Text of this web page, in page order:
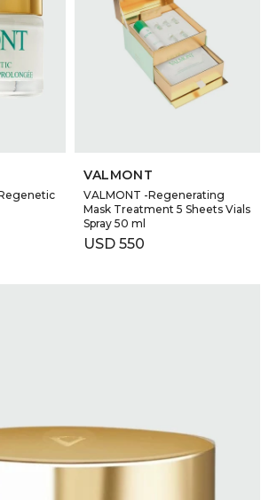
VALMONT
VALMONT -Regenerating
Mask Treatment 5 Sheets Vials
Spray 50 ml
USD 550